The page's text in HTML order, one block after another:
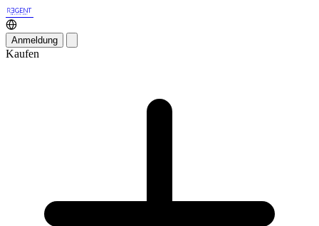
Anmeldung
Kaufen